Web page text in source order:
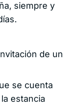
siempre y
de un
se cuenta
estancia